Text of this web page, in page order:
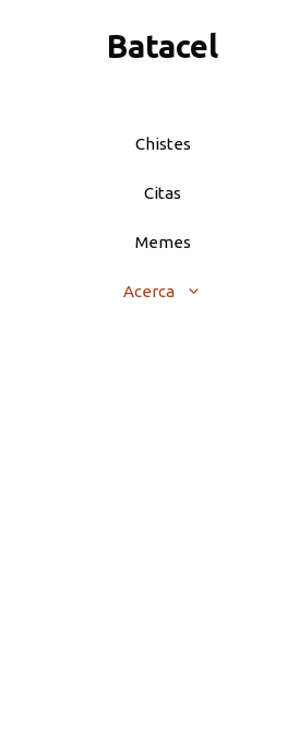
Batacel
Chistes
Citas
Memes
Acerca